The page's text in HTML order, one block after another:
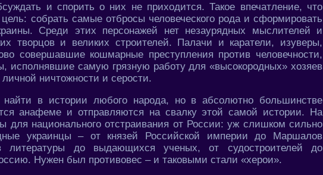
и спорить о них не приходится. Такое впечатление, что
собрать самые отбросы человеческого рода и сформировать
Среди этих персонажей нет незаурядных мыслителей и
творцов и великих строителей. Палачи и каратели, изуверы,
совершавшие кошмарные преступления против человечности,
исполнявшие самую грязную работу для «высокородных» хозяев
ничтожности и серости.
в истории любого народа, но в абсолютно большинстве
анафеме и отправляются на свалку этой самой истории. На
для национального отстраивания от России: уж слишком сильно
украинцы – от князей Российской империи до Маршалов
литературы до выдающихся ученых, от судостроителей до
Нужен был противовес – и таковыми стали «херои».